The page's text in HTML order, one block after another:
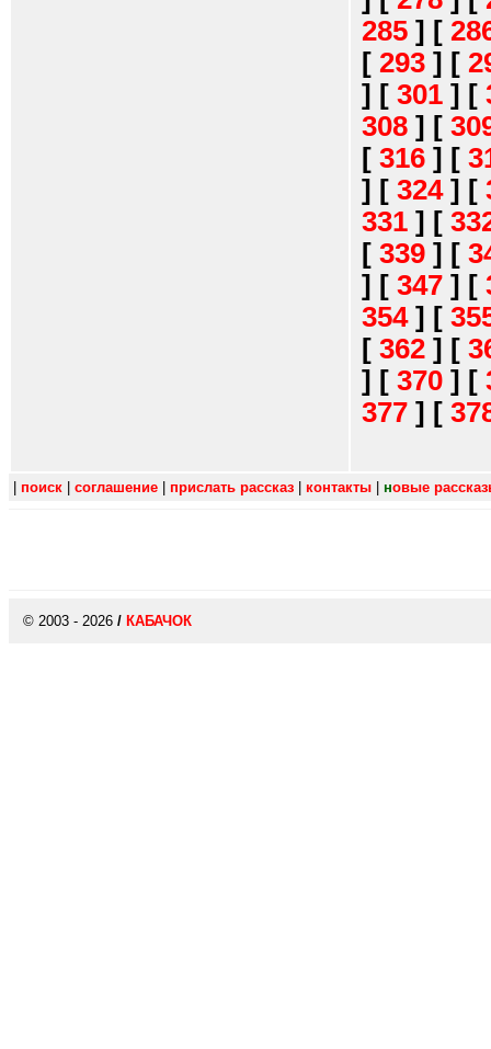
285 ] [
[ 293 ] [
] [ 301 ] [
308 ] [
[ 316 ] [
] [ 324] [
331 ] [
[ 339 ] [
] [ 347 ] [
354] [
[ 362 ] [
] [ 370 ] [
377 ] [
поиск соглашение прислать рассказ контакты новые
© 2003 - 2026 / КАБАЧОК